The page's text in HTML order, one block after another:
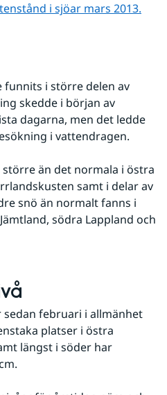
i sjöar mars 2013.
funnits i större delen av
skedde i början av
dagarna, men det ledde
i vattendragen.
samt i delar av
snö än normalt fanns i
södra Lappland och
februari i allmänhet
platser i östra
längst i söder har